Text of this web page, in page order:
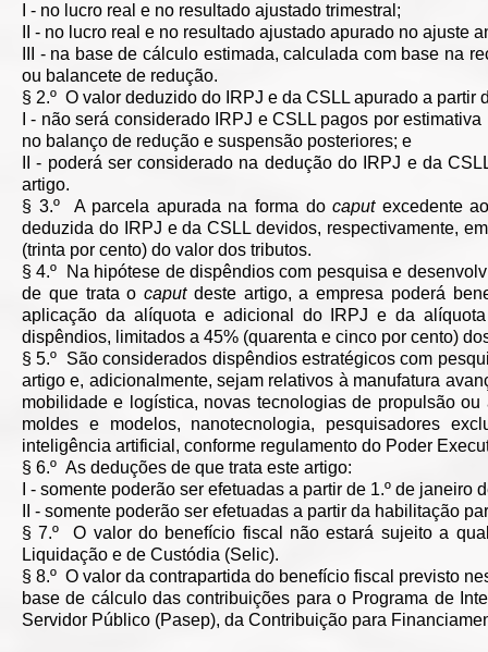
I - no lucro real e no resultado ajustado trimestral;
II - no lucro real e no resultado ajustado apurado no ajuste
III - na base de cálculo estimada, calculada com base na
ou balancete de redução.
§ 2.º O valor deduzido do IRPJ e da CSLL apurado a partir
I - não será considerado IRPJ e CSLL pagos por
no balanço de redução e suspensão posteriores; e
II - poderá ser considerado na dedução do IRPJ e da
artigo.
§ 3.º A parcela apurada na forma docaputexcedente
deduzida do IRPJ e da CSLL devidos, respectivamente,
(trinta por cento) do valor dos tributos.
§ 4.º Na hipótese de dispêndios com pesquisa e
de que trata o caputdeste artigo, a empresa poderá
aplicação da alíquota e adicional do IRPJ e da
dispêndios, limitados a 45% (quarenta e cinco por cento)
§ 5.º São considerados dispêndios estratégicos com
artigo e, adicionalmente, sejam relativos à manufatura
mobilidade e logística, novas tecnologias de propulsão
moldes e modelos, nanotecnologia, pesquisadores
inteligência artificial, conforme regulamento do Poder
§ 6.º As deduções de que trata este artigo:
I - somente poderão ser efetuadas a partir de 1.º de
II - somente poderão ser efetuadas a partir da habilitação
§ 7.º O valor do benefício fiscal não estará sujeito a
Liquidação e de Custódia (Selic).
§ 8.º O valor da contrapartida do benefício fiscal previsto
base de cálculo das contribuições para o Programa de
Servidor Público (Pasep), da Contribuição para